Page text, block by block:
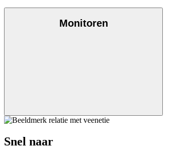
Monitoren
Snel naar